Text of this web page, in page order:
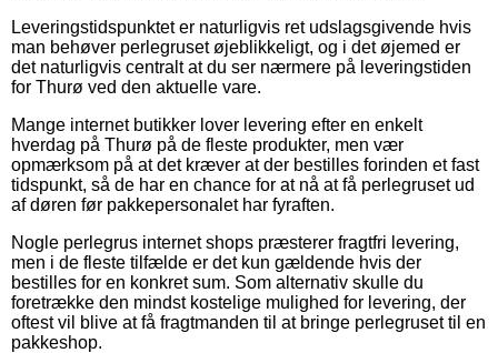
Leveringstidspunktet er naturligvis ret udslagsgivende hvis
man behøver perlegruset øjeblikkeligt, og i det øjemed er
det naturligvis centralt at du ser nærmere på leveringstiden
for Thurø ved den aktuelle vare.
Mange internet butikker lover levering efter en enkelt
hverdag på Thurø på de fleste produkter, men vær
opmærksom på at det kræver at der bestilles forinden et fast
tidspunkt, så de har en chance for at nå at få perlegruset ud
af døren før pakkepersonalet har fyraften.
Nogle perlegrus internet shops præsterer fragtfri levering,
men i de fleste tilfælde er det kun gældende hvis der
bestilles for en konkret sum. Som alternativ skulle du
foretrække den mindst kostelige mulighed for levering, der
oftest vil blive at få fragtmanden til at bringe perlegruset til en
pakkeshop.